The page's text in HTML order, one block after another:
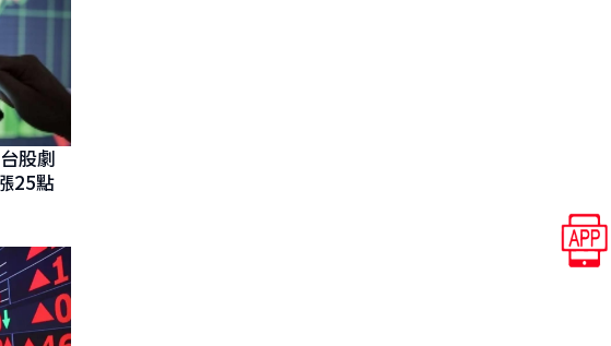
股劇
25點